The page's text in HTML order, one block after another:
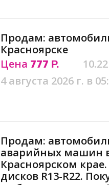
Продам:
Красноярске
Цена 777 Р.
4 августа 2026 г. в
Продам:
аварийных машин
Красноярском
дисков R13-R22.